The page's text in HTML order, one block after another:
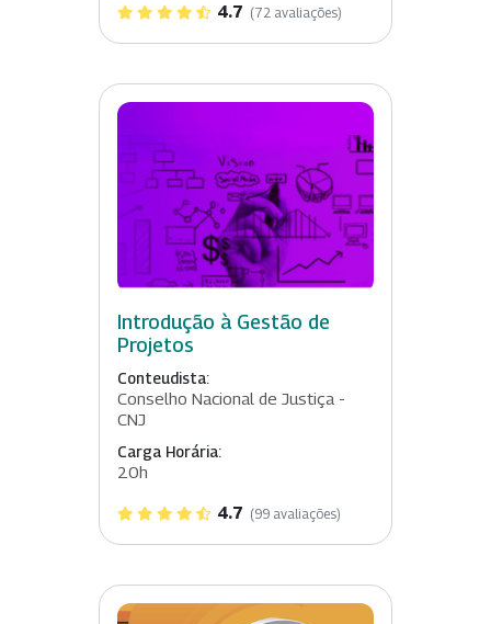
4.7 (72 avaliações)
Introdução à Gestão de
Projetos
Conteudista:
Conselho Nacional de Justiça -
CNJ
Carga Horária:
20h
4.7 (99 avaliações)